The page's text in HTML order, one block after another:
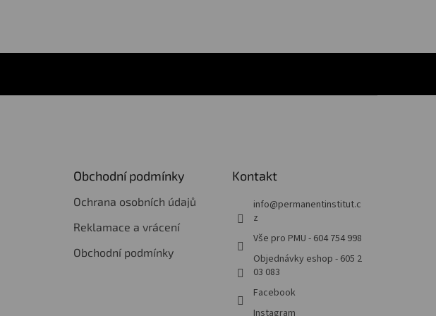
Obchodní podmínky
Ochrana osobních údajů
Reklamace a vrácení
Obchodní podmínky
Kontakt
info@permanentinstitut.c
z
Vše pro PMU - 604 754 998
Objednávky eshop - 605 2
03 083
Facebook
Instagram